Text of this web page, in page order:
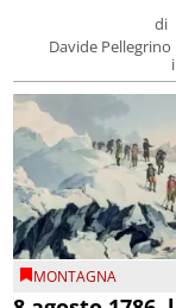
di
Davide Pellegrino
MONTAGNA